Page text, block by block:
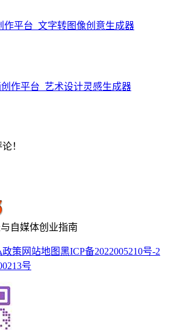
作平台_文字转图像创意生成器
创作平台_艺术设计灵感生成器
！
自媒体创业指南
政策 网站地图黑ICP备2022005210号-2
号